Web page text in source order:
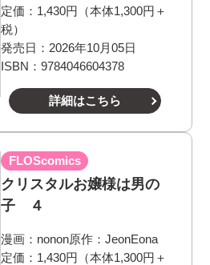
定価：1,430円（本体1,300円＋
税）
発売日：2026年10月05日
ISBN：9784046604378
詳細はこちら
FLOScomics
クリスタルお嬢様は男の
子 ４
漫画： nonon原作： JeonEona
定価：1,430円（本体1,300円＋